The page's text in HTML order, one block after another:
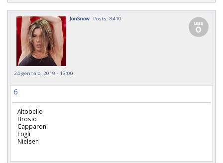
JonSnow Posts: 8410
24 gennaio, 2019 - 13:00
6
Altobello
Brosio
Capparoni
Fogli
Nielsen